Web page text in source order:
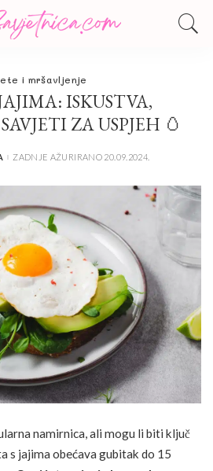
i mršavljenje
ISKUSTVA,
ZA USPJEH 🥚
ZADNJE AŽURIRANO 20.09.2024.
namirnica, ali mogu li biti ključ
s jajima obećava gubitak do 15